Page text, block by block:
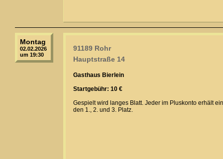
Montag
02.02.2026
um 19:30
91189 Rohr
Hauptstraße 14
Gasthaus Bierlein
Startgebühr: 10 €
Gespielt wird langes Blatt. Jeder im Pluskonto erhält
den 1., 2. und 3. Platz.